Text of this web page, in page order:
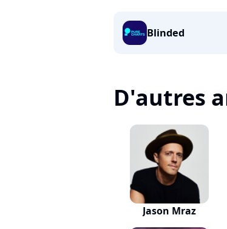
Blinded
D'autres
Jason Mraz